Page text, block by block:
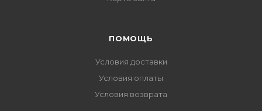
ПОМОЩЬ
Условия доставки
Условия оплаты
Условия возврата